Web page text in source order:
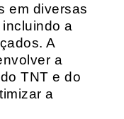
em diversas
a
A
a
TNT e do
a